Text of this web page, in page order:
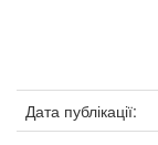
Дата публікації: